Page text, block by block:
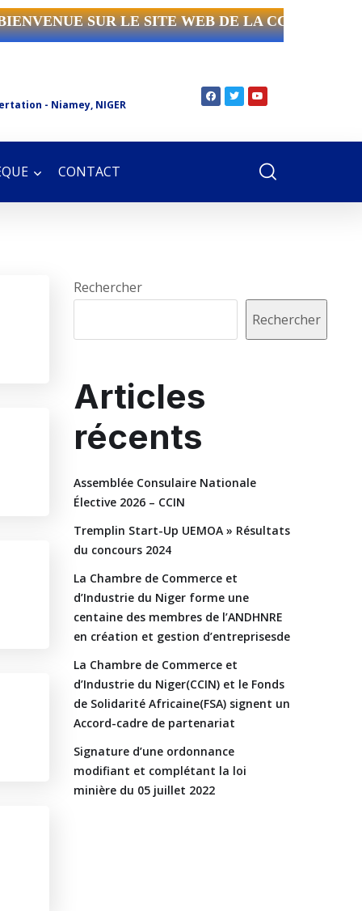
SUR LE SITE WEB DE LA CCIN.
- Niamey, NIGER
CONTACT
Rechercher
Rechercher
Articles
récents
Assemblée Consulaire Nationale
Élective 2026 – CCIN
Tremplin Start-Up UEMOA » Résultats
du concours 2024
La Chambre de Commerce et
d’Industrie du Niger forme une
centaine des membres de l’ANDHNRE
en création et gestion d’entreprisesde
La Chambre de Commerce et
d’Industrie du Niger(CCIN) et le Fonds
de Solidarité Africaine(FSA) signent un
Accord-cadre de partenariat
Signature d’une ordonnance
modifiant et complétant la loi
minière du 05 juillet 2022